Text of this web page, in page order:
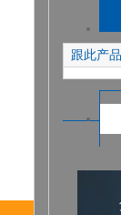
跟此产